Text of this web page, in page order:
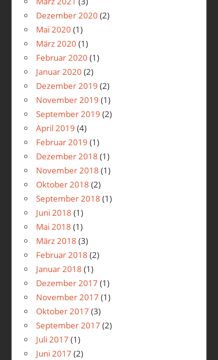
Dezember 2020 (2)
Mai 2020 (1)
März 2020 (1)
Februar 2020 (1)
Januar 2020 (2)
Dezember 2019 (2)
November 2019 (1)
September 2019 (2)
April 2019 (4)
Februar 2019 (1)
Dezember 2018 (1)
November 2018 (1)
Oktober 2018 (2)
September 2018 (1)
Juni 2018 (1)
Mai 2018 (1)
März 2018 (3)
Februar 2018 (2)
Januar 2018 (1)
Dezember 2017 (1)
November 2017 (1)
Oktober 2017 (3)
September 2017 (2)
Juli 2017 (1)
Juni 2017 (2)